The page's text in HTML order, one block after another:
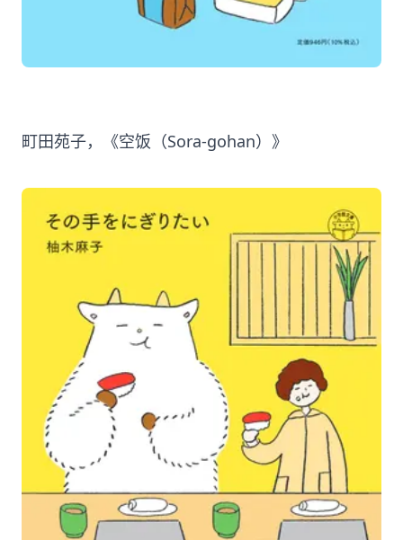
町田苑子，《空饭（Sora-gohan）》